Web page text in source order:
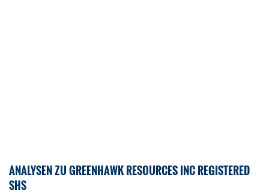
ANALYSEN ZU GREENHAWK RESOURCES INC REGISTERED
SHS